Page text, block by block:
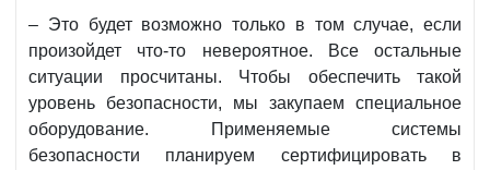
– Это будет возможно только в том случае, если
произойдет что-то невероятное. Все остальные
ситуации просчитаны. Чтобы обеспечить такой
уровень безопасности, мы закупаем специальное
оборудование. Применяемые системы
безопасности планируем сертифицировать в